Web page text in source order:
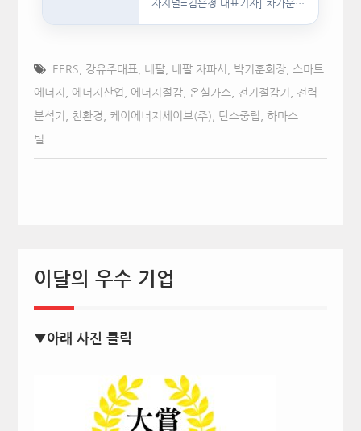
자저널=김은정 대표기자] 차가운
EERS 강유주대표, 네팔, 네팔 자파시 박기훈회장, 스마트
에너지 에너지산업 에너지절감, 온실가스, 전기절감기 전력
분석기 친환경 케이에너지세이브(주) 탄소중립 하마스
틸
이달의 우수 기업
▼아래 사진 클릭